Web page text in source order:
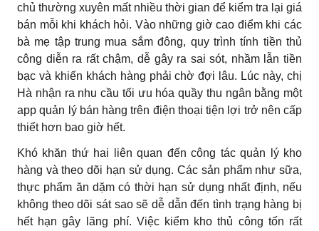
chủ thường xuyên mất nhiều thời gian để kiểm tra lại giá
bán mỗi khi khách hỏi. Vào những giờ cao điểm khi các
bà mẹ tập trung mua sắm đông, quy trình tính tiền thủ
công diễn ra rất chậm, dễ gây ra sai sót, nhầm lẫn tiền
bạc và khiến khách hàng phải chờ đợi lâu. Lúc này, chị
Hà nhận ra nhu cầu tối ưu hóa quầy thu ngân bằng một
app quản lý bán hàng trên điện thoại tiện lợi trở nên cấp
thiết hơn bao giờ hết.
Khó khăn thứ hai liên quan đến công tác quản lý kho
hàng và theo dõi hạn sử dụng. Các sản phẩm như sữa,
thực phẩm ăn dặm có thời hạn sử dụng nhất định, nếu
không theo dõi sát sao sẽ dễ dẫn đến tình trạng hàng bị
hết hạn gây lãng phí. Việc kiểm kho thủ công tốn rất